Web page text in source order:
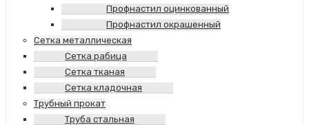
Профнастил оцинкованный
Профнастил окрашенный
Сетка металлическая
Сетка рабица
Сетка тканая
Сетка кладочная
Трубный прокат
Труба стальная